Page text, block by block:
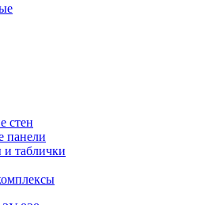
стен
панели
таблички